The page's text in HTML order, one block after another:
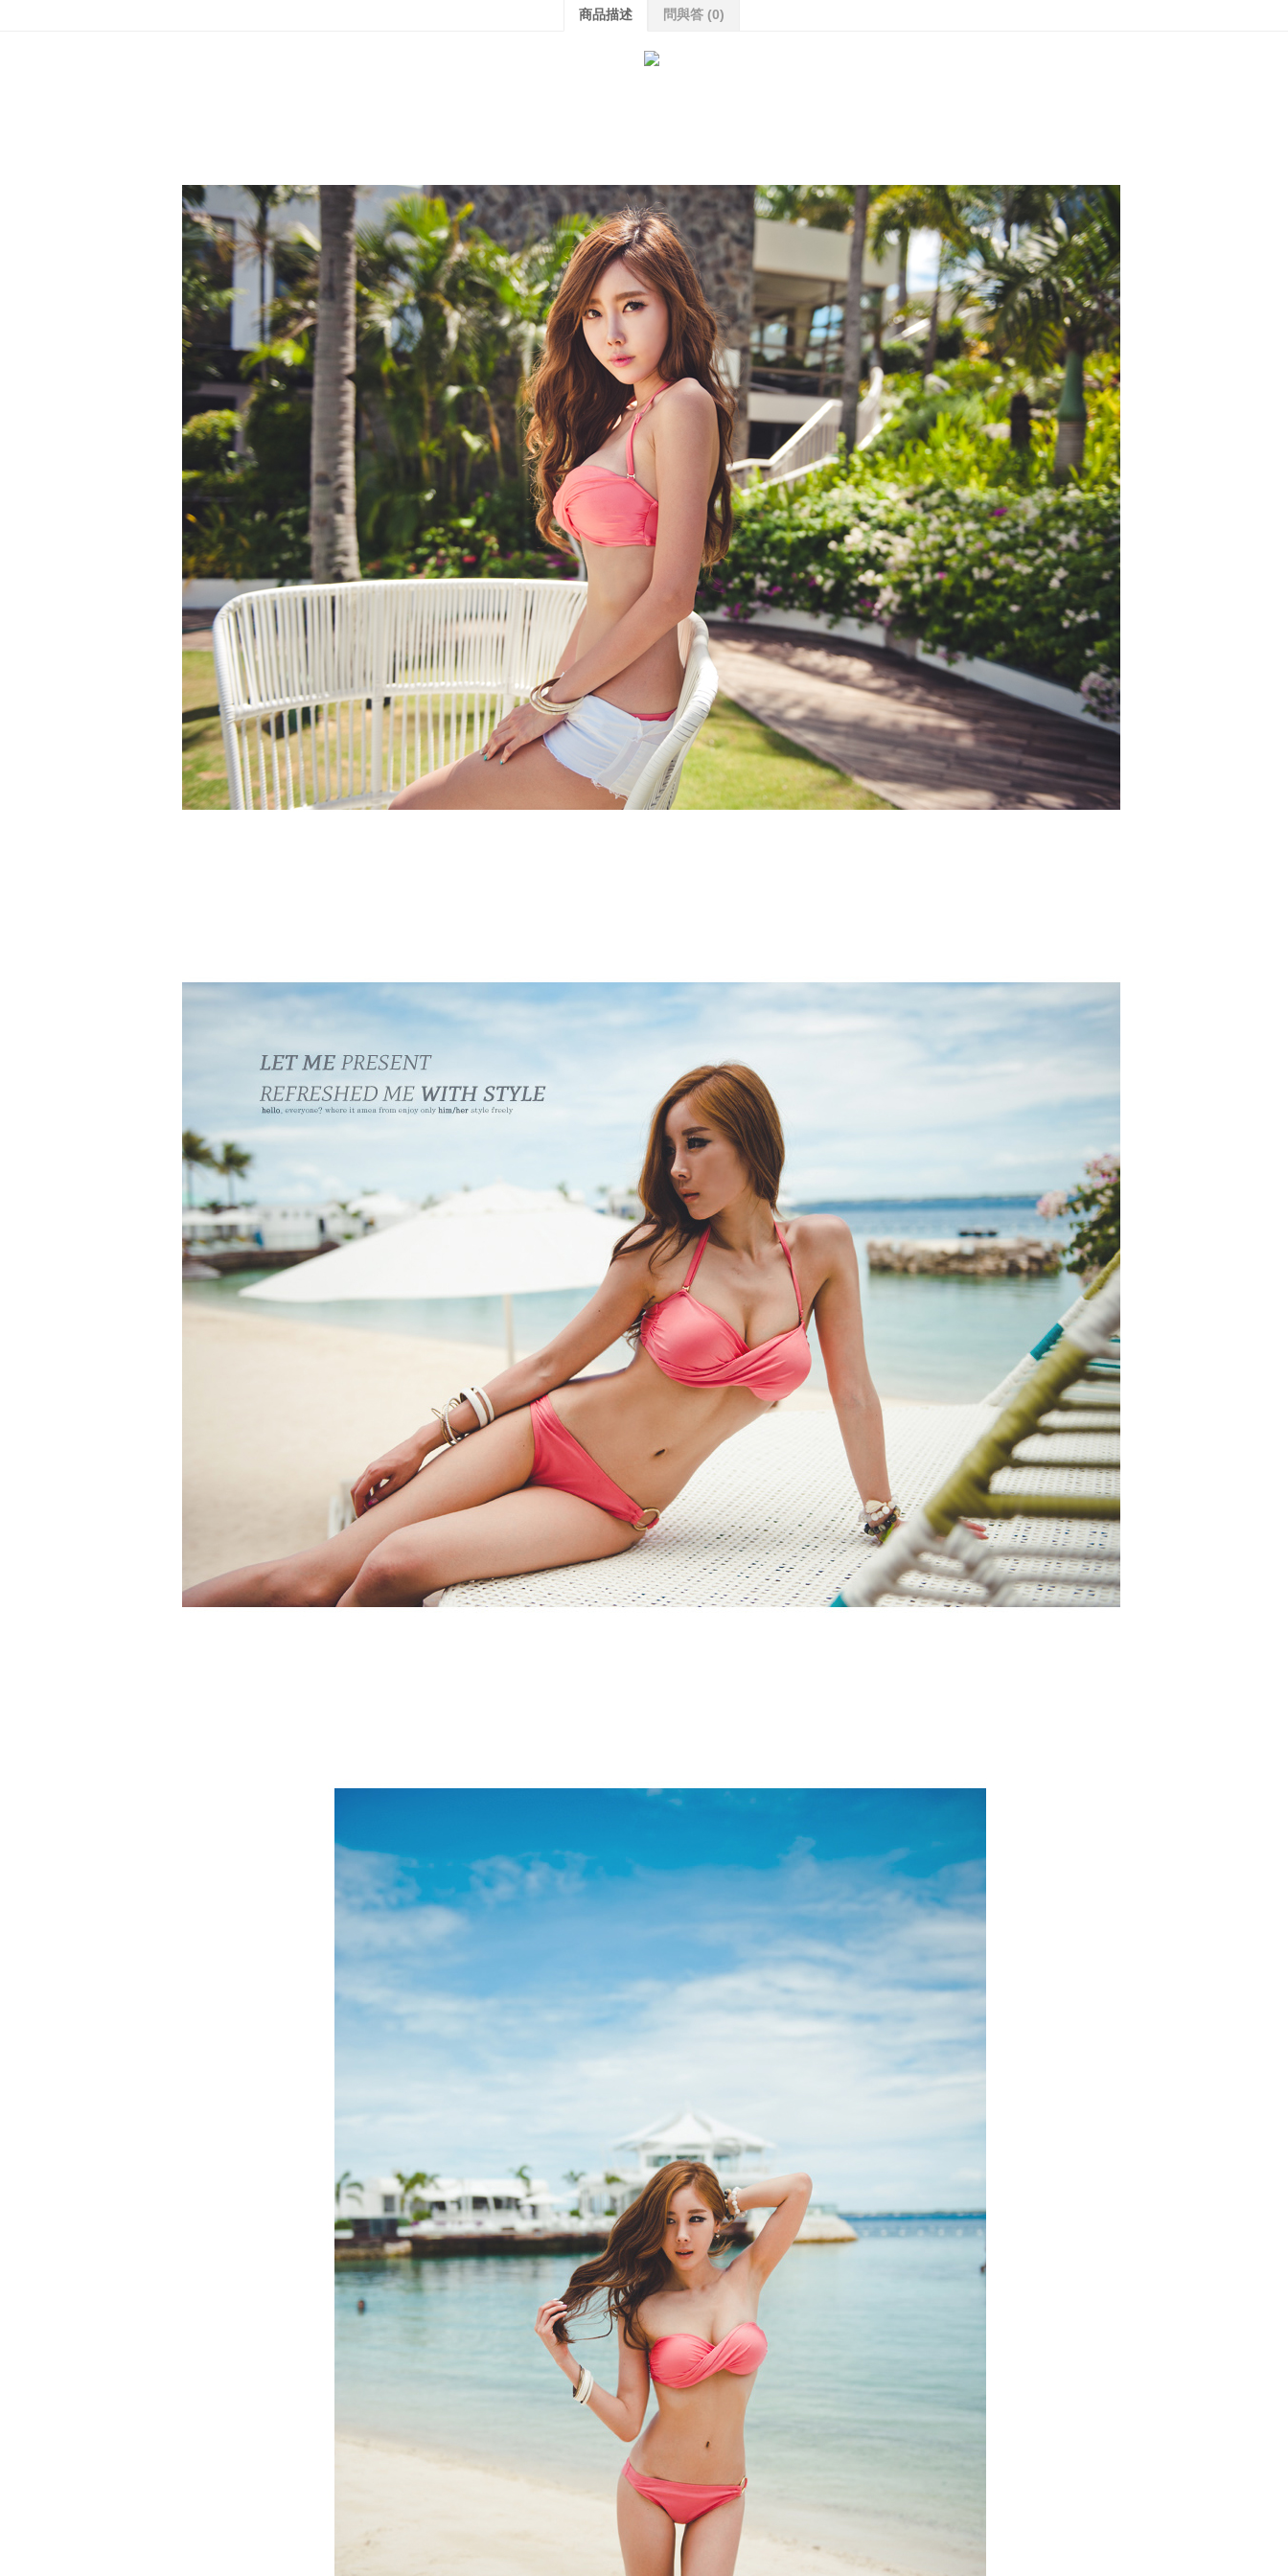
商品描述 問與答 (0)